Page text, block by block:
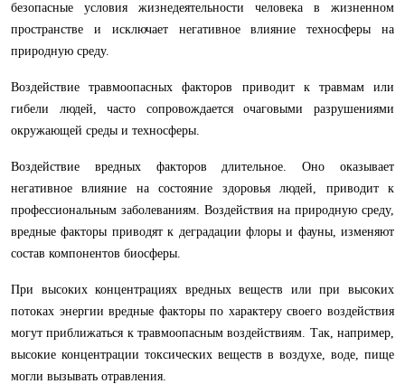
безопасные условия жизнедеятельности человека в жизненном
пространстве и исключает негативное влияние техносферы на
природную среду.
Воздействие травмоопасных факторов приводит к травмам или
гибели людей, часто сопровождается очаговыми разрушениями
окружающей среды и техносферы.
Воздействие вредных факторов длительное. Оно оказывает
негативное влияние на состояние здоровья людей, приводит к
профессиональным заболеваниям. Воздействия на природную среду,
вредные факторы приводят к деградации флоры и фауны, изменяют
состав компонентов биосферы.
При высоких концентрациях вредных веществ или при высоких
потоках энергии вредные факторы по характеру своего воздействия
могут приближаться к травмоопасным воздействиям. Так, например,
высокие концентрации токсических веществ в воздухе, воде, пище
могли вызывать отравления.